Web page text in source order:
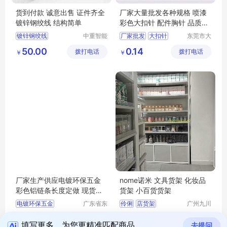
货到付款 诚意出售 证件齐全
镀锌钢绞线 结构简单
镀锌钢绞线
钢绞线厂家
中重智能
设计研究
￥ 50.00 拨打电话
厂家大量批发各种规格 喷漆
彩色大扣针 配件胸针 品质保
证
厂家批发 大扣针
东莞市大
品有限公
￥ 0.14 拨打电话
厂家生产供应电镀环保五金
彩色铝链条长度定做 现货销
售
电镀环保五金
广东省东
镇锦厦社
￥ 1.50
nome诺米 文具货架 化妆品
货架 小百货货架
伶俐
店货架
诺米家居货架定做
广州九川
公司
￥ 398.00
填写更多，为您更精准匹配商品